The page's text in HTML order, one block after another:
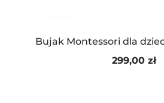
Bujak Montessori dla
299,00 zł